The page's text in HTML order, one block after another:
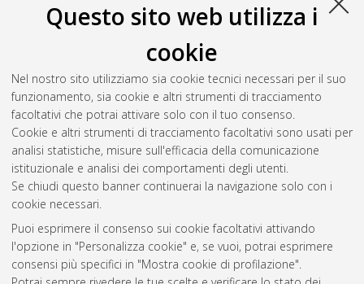
Questo sito web utilizza i
cookie
Nel nostro sito utilizziamo sia cookie tecnici necessari per il suo
funzionamento, sia cookie e altri strumenti di tracciamento
facoltativi che potrai attivare solo con il tuo consenso.
Cookie e altri strumenti di tracciamento facoltativi sono usati per
analisi statistiche, misure sull'efficacia della comunicazione
istituzionale e analisi dei comportamenti degli utenti.
Se chiudi questo banner continuerai la navigazione solo con i
cookie necessari.
Puoi esprimere il consenso sui cookie facoltativi attivando
l'opzione in "Personalizza cookie" e, se vuoi, potrai esprimere
consensi più specifici in "Mostra cookie di profilazione".
Salva citazione
Condividi
Il full-text non è disponibile per scelta dell'autore. (
Abstract
Altri metadati
Gestione del documento:
Atom
Rss 1.0